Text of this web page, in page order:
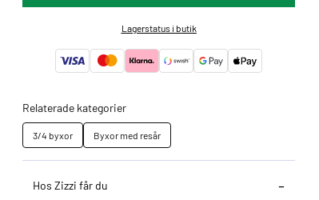
Lagerstatus i butik
Relaterade kategorier
3/4 byxor Byxor med resår
Hos Zizzi får du